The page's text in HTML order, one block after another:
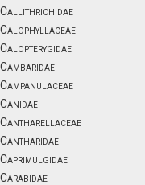
Callithrichidae
Calophyllaceae
Calopterygidae
Cambaridae
Campanulaceae
Canidae
Cantharellaceae
Cantharidae
Caprimulgidae
Carabidae